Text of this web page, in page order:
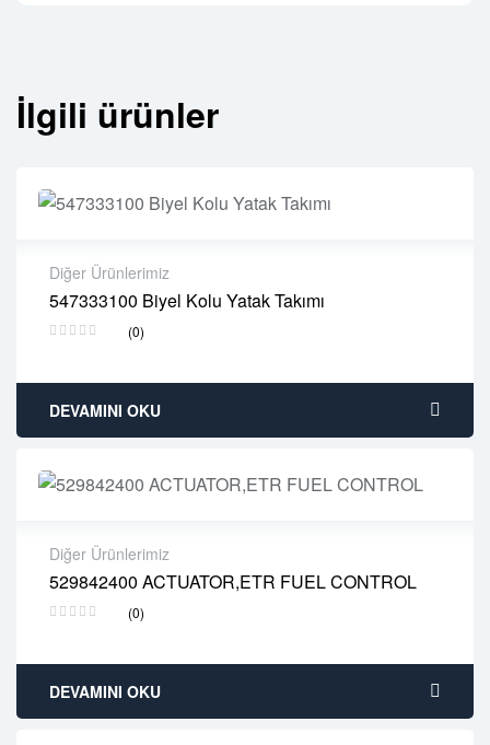
İlgili ürünler
Diğer Ürünlerimiz
547333100 Biyel Kolu Yatak Takımı
(0)
2 years warranty
Delivery time: 1-2 business days
DEVAMINI OKU
Diğer Ürünlerimiz
529842400 ACTUATOR,ETR FUEL CONTROL
(0)
2 years warranty
Delivery time: 1-2 business days
DEVAMINI OKU